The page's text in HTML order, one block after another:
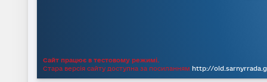
Сайт працює в тестовому режимі.
Стара версія сайту доступна за посиланням http://